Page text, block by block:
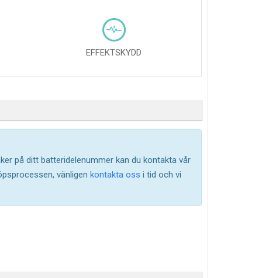
EFFEKTSKYDD
på ditt batteridelenummer kan du kontakta vår
vänligen kontakta oss i tid och vi